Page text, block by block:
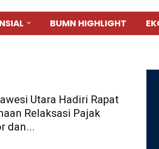
BUMN HIGHLIGHT
Utara Hadiri Rapat
Relaksasi Pajak
dan...